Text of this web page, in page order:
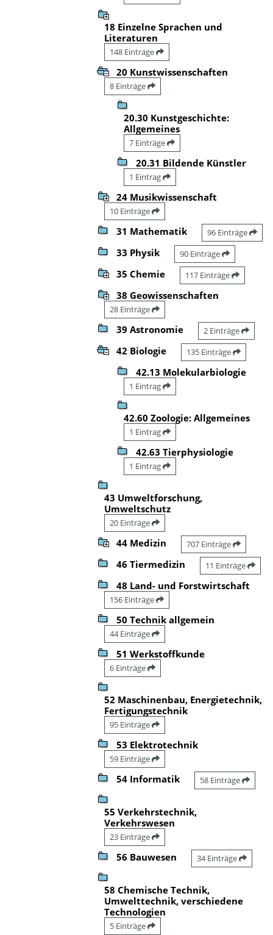
18 Einzelne Sprachen und
Literaturen
148 Einträge
20 Kunstwissenschaften
8 Einträge
20.30 Kunstgeschichte:
Allgemeines
7 Einträge
20.31 Bildende Künstler
1 Eintrag
24 Musikwissenschaft
10 Einträge
31 Mathematik 96 Einträge
33 Physik 90 Einträge
35 Chemie 117 Einträge
38 Geowissenschaften
28 Einträge
39 Astronomie 2 Einträge
42 Biologie 135 Einträge
42.13 Molekularbiologie
1 Eintrag
42.60 Zoologie: Allgemeines
1 Eintrag
42.63 Tierphysiologie
1 Eintrag
43 Umweltforschung,
Umweltschutz
20 Einträge
44 Medizin 707 Einträge
46 Tiermedizin 11 Einträge
48 Land- und Forstwirtschaft
156 Einträge
50 Technik allgemein
44 Einträge
51 Werkstoffkunde
6 Einträge
52 Maschinenbau, Energietechnik,
Fertigungstechnik
95 Einträge
53 Elektrotechnik
59 Einträge
54 Informatik 58 Einträge
55 Verkehrstechnik,
Verkehrswesen
23 Einträge
56 Bauwesen 34 Einträge
58 Chemische Technik,
Umwelttechnik, verschiedene
Technologien
5 Einträge